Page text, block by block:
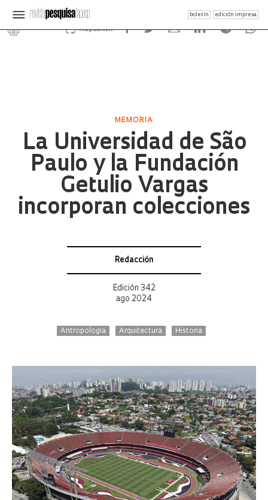
boletín edición impresa
Republish
MEMORIA
La Universidad de São
Paulo y la Fundación
Getulio Vargas
incorporan colecciones
Redacción
Edición 342
ago 2024
Antropología Arquitectura Historia